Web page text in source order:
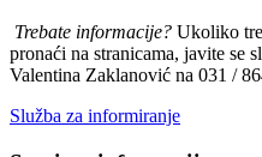
Trebate informacije? Ukoliko
pronaći na stranicama, javite se
Valentina Zaklanović na 031 /
Služba za informiranje